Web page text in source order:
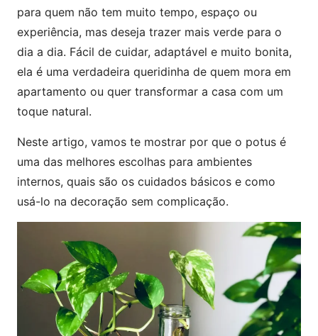
para quem não tem muito tempo, espaço ou
experiência, mas deseja trazer mais verde para o
dia a dia. Fácil de cuidar, adaptável e muito bonita,
ela é uma verdadeira queridinha de quem mora em
apartamento ou quer transformar a casa com um
toque natural.
Neste artigo, vamos te mostrar por que o potus é
uma das melhores escolhas para ambientes
internos, quais são os cuidados básicos e como
usá-lo na decoração sem complicação.